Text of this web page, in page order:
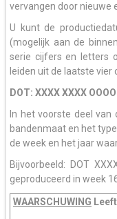
vervangen door nieuwe
U kunt de
(mogelijk aan de
serie cijfers en letters
leiden uit de laatste vier
DOT: XXXX XXXX OOOO
In het voorste deel van
bandenmaat en het
de week en het jaar
Bijvoorbeeld: DOT
geproduceerd in week
WAARSCHUWING